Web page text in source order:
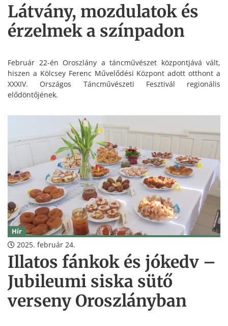
Látvány, mozdulatok és
érzelmek a színpadon
Február 22-én Oroszlány a táncművészet központjává vált,
hiszen a Kölcsey Ferenc Művelődési Központ adott otthont a
XXXIV. Országos Táncművészeti Fesztivál regionális
elődöntőjének.
Hír
2025. február 24.
Illatos fánkok és jókedv –
Jubileumi siska sütő
verseny Oroszlányban